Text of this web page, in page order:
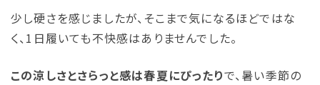
少し硬さを感じましたが、そこまで気になるほどではな
く、1日履いても不快感はありませんでした。
この涼しさとさらっと感は春夏にぴったりで、暑い季節の